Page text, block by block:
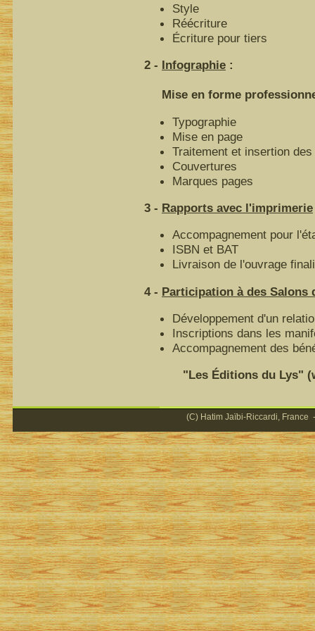
Style
Réécriture
Écriture pour tiers
2 - Infographie :
Mise en forme
Typographie
Mise en page
Traitement et insertion
Couvertures
Marques pages
3 - Rapports avec l'imprimerie
Accompagnement pour
ISBN et BAT
Livraison de l'ouvrage
4 - Participation à des Salons
Développement d'un
Inscriptions dans les
Accompagnement des
"Les Éditions du Lys"
(C) Hatim Jaïbi-Riccardi, France